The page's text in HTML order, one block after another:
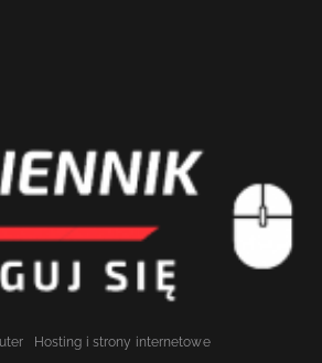
Hosting i strony internetowe